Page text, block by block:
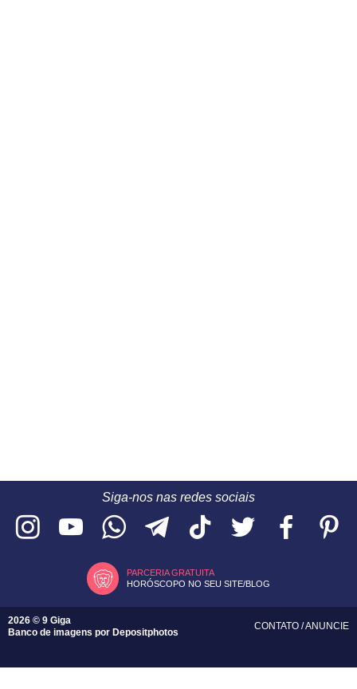
Siga-nos nas redes sociais
PARCERIA GRATUITA
HORÓSCOPO NO SEU SITE/BLOG
2026 © 9 Giga
Banco de imagens por Depositphotos
CONTATO /ANUNCIE